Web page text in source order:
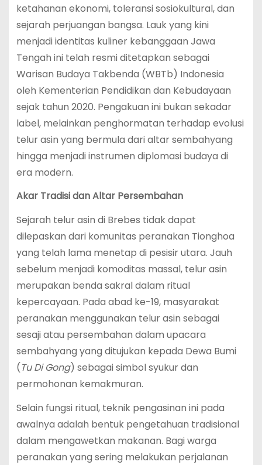
ketahanan ekonomi, toleransi sosiokultural, dan
sejarah perjuangan bangsa. Lauk yang kini
menjadi identitas kuliner kebanggaan Jawa
Tengah ini telah resmi ditetapkan sebagai
Warisan Budaya Takbenda (WBTb) Indonesia
oleh Kementerian Pendidikan dan Kebudayaan
sejak tahun 2020. Pengakuan ini bukan sekadar
label, melainkan penghormatan terhadap evolusi
telur asin yang bermula dari altar sembahyang
hingga menjadi instrumen diplomasi budaya di
era modern.
Akar Tradisi dan Altar Persembahan
Sejarah telur asin di Brebes tidak dapat
dilepaskan dari komunitas peranakan Tionghoa
yang telah lama menetap di pesisir utara. Jauh
sebelum menjadi komoditas massal, telur asin
merupakan benda sakral dalam ritual
kepercayaan. Pada abad ke-19, masyarakat
peranakan menggunakan telur asin sebagai
sesaji atau persembahan dalam upacara
sembahyang yang ditujukan kepada Dewa Bumi
(Tu Di Gong) sebagai simbol syukur dan
permohonan kemakmuran.
Selain fungsi ritual, teknik pengasinan ini pada
awalnya adalah bentuk pengetahuan tradisional
dalam mengawetkan makanan. Bagi warga
peranakan yang sering melakukan perjalanan